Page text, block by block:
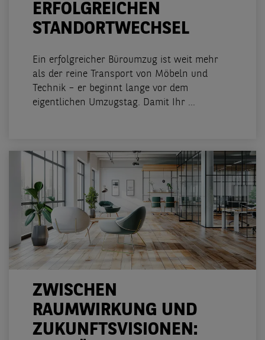
ERFOLGREICHEN
STANDORTWECHSEL
Ein erfolgreicher Büroumzug ist weit mehr
als der reine Transport von Möbeln und
Technik – er beginnt lange vor dem
eigentlichen Umzugstag. Damit Ihr ...
ZWISCHEN
RAUMWIRKUNG UND
ZUKUNFTSVISIONEN: